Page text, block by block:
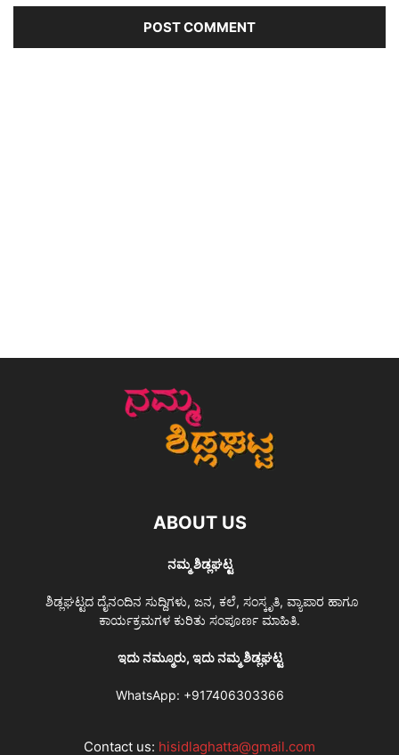
ABOUT US
ನಮ್ಮ ಶಿಡ್ಲಘಟ್ಟ
ಶಿಡ್ಲಘಟ್ಟದ ದೈನಂದಿನ ಸುದ್ದಿಗಳು, ಜನ, ಕಲೆ, ಸಂಸ್ಕೃತಿ, ವ್ಯಾಪಾರ ಹಾಗೂ
ಕಾರ್ಯಕ್ರಮಗಳ ಕುರಿತು ಸಂಪೂರ್ಣ ಮಾಹಿತಿ.
ಇದು ನಮ್ಮೂರು, ಇದು ನಮ್ಮ ಶಿಡ್ಲಘಟ್ಟ
WhatsApp: +917406303366
Contact us: hisidlaghatta@gmail.com